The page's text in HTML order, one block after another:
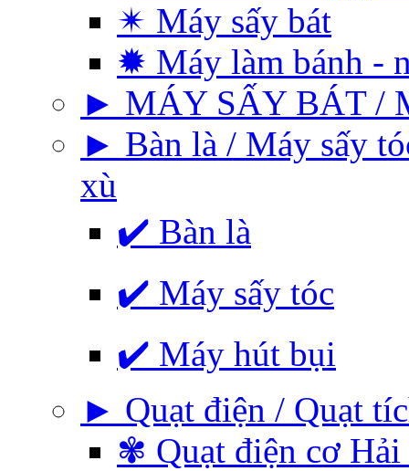
✴ Máy sấy bát
✹ Máy làm bánh -
► MÁY SẤY BÁT /
► Bàn là / Máy sấy
xù
✔️ Bàn là
✔️ Máy sấy tóc
✔️ Máy hút bụi
► Quạt điện / Quạt
✾ Quạt điện cơ Hải